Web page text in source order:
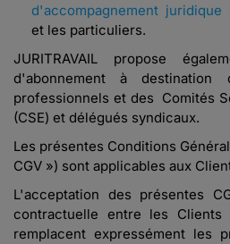
d'accompagnement juridique
et les particuliers.
JURITRAVAIL propose
d'abonnement à destination
professionnels et des Comités
(CSE) et délégués syndicaux.
Les présentes Conditions
CGV ») sont applicables aux
L'acceptation des présentes
contractuelle entre les Clients
remplacent expressément les